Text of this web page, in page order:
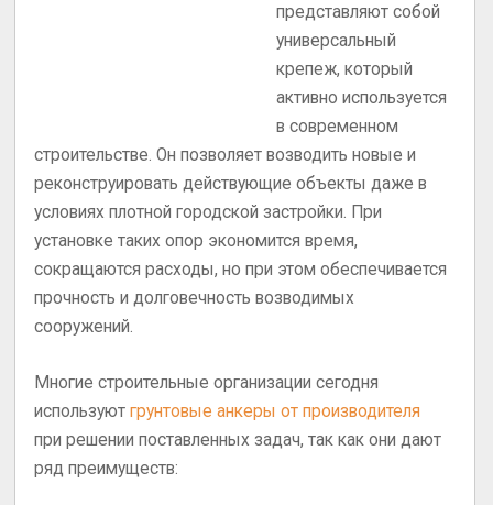
представляют собой
универсальный
крепеж, который
активно используется
в современном
строительстве. Он позволяет возводить новые и
реконструировать действующие объекты даже в
условиях плотной городской застройки. При
установке таких опор экономится время,
сокращаются расходы, но при этом обеспечивается
прочность и долговечность возводимых
сооружений.
Многие строительные организации сегодня
используютгрунтовые анкеры от производителя
при решении поставленных задач, так как они дают
ряд преимуществ: